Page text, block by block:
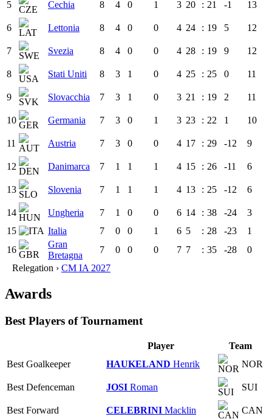
5 Cechia 8 4 0 1 3 20 : 21 -1 13
6 Lettonia 8 4 0 0 4 24 : 19 5 12
7 Svezia 8 4 0 0 4 28 : 19 9 12
8 Stati Uniti 8 3 1 0 4 25 : 25 0 11
9 Slovacchia 7 3 1 0 3 21 : 19 2 11
10 Germania 7 3 0 1 3 23 : 22 1 10
11 Austria 7 3 0 0 4 17 : 29 -12 9
12 Danimarca 7 1 1 1 4 15 : 26 -11 6
13 Slovenia 7 1 1 1 4 13 : 25 -12 6
14 Ungheria 7 1 0 0 6 14 : 38 -24
3
15
Italia 7 0 0 1 6 5 : 28 -23
1
16
Gran
Bretagna
7 0 0 0 7 7 : 35 -28
0
Relegation › CM IA 2027
Awards
Best Players of Tournament
Player
Team
Best Goalkeeper
HAUKELAND Henrik NOR
Best Defenceman JOSI Roman SUI
Best Forward CELEBRINI Macklin CAN